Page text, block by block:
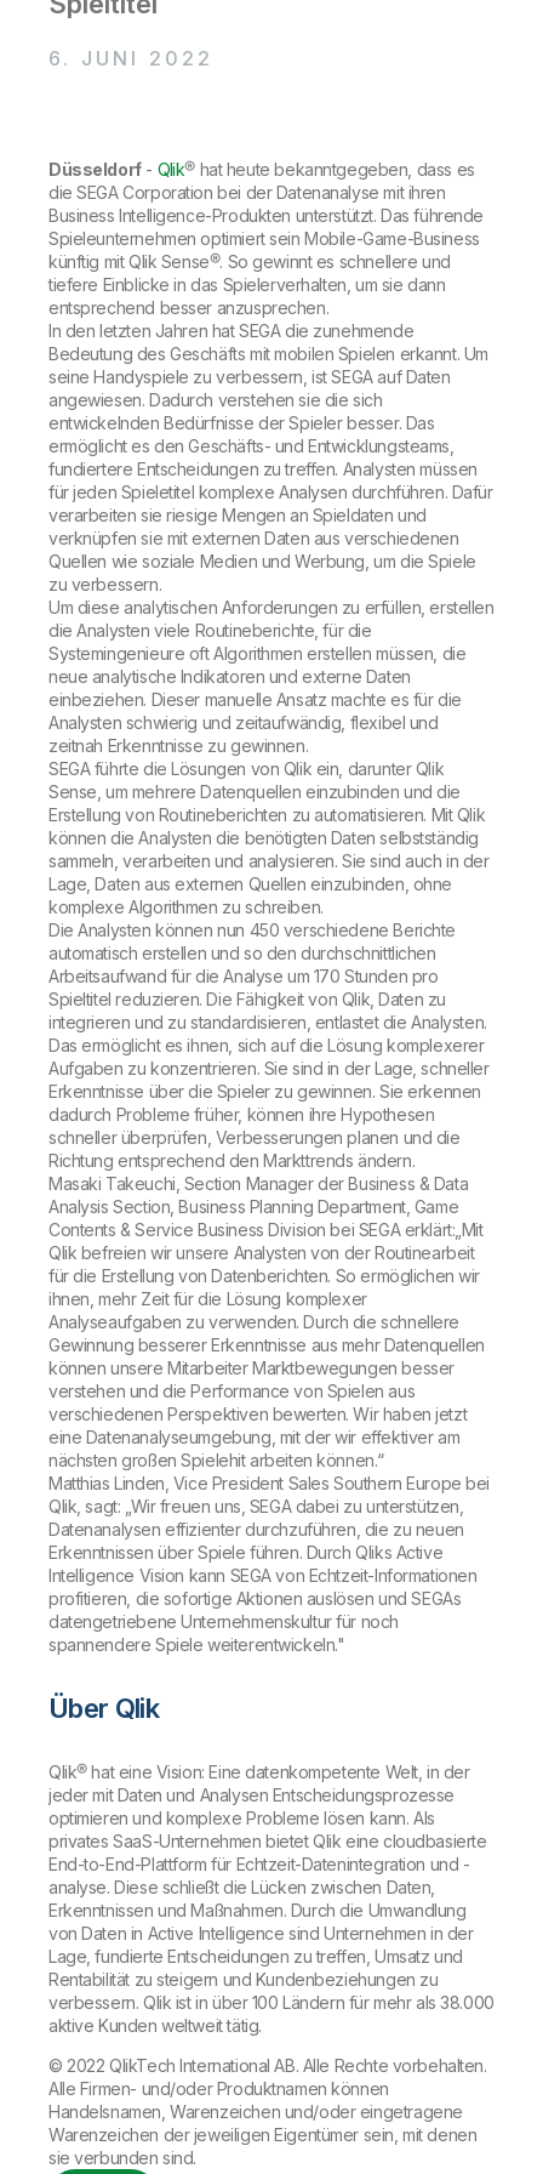
Onboarding
Presse
Qlik
6. JUNI 2022
Düsseldorf- Qlik® hat heute bekanntgegeben, dass es
die SEGA Corporation bei der Datenanalyse mit ihren
Business Intelligence-Produkten unterstützt. Das führende
Spieleunternehmen optimiert sein Mobile-Game-Business
künftig mit Qlik Sense®. So gewinnt es schnellere und
tiefere Einblicke in das Spielerverhalten, um sie dann
entsprechend besser anzusprechen.
In den letzten Jahren hat SEGA die zunehmende
Bedeutung des Geschäfts mit mobilen Spielen erkannt. Um
seine Handyspiele zu verbessern, ist SEGA auf Daten
angewiesen. Dadurch verstehen sie die sich
entwickelnden Bedürfnisse der Spieler besser. Das
ermöglicht es den Geschäfts- und Entwicklungsteams,
fundiertere Entscheidungen zu treffen. Analysten müssen
für jeden Spieletitel komplexe Analysen durchführen. Dafür
verarbeiten sie riesige Mengen an Spieldaten und
verknüpfen sie mit externen Daten aus verschiedenen
Quellen wie soziale Medien und Werbung, um die Spiele
zu verbessern.
Um diese analytischen Anforderungen zu erfüllen, erstellen
die Analysten viele Routineberichte, für die
Systemingenieure oft Algorithmen erstellen müssen, die
neue analytische Indikatoren und externe Daten
einbeziehen. Dieser manuelle Ansatz machte es für die
Analysten schwierig und zeitaufwändig, flexibel und
zeitnah Erkenntnisse zu gewinnen.
SEGA führte die Lösungen von Qlik ein, darunter Qlik
Sense, um mehrere Datenquellen einzubinden und die
Erstellung von Routineberichten zu automatisieren. Mit Qlik
können die Analysten die benötigten Daten selbstständig
sammeln, verarbeiten und analysieren. Sie sind auch in der
Lage, Daten aus externen Quellen einzubinden, ohne
komplexe Algorithmen zu schreiben.
Die Analysten können nun 450 verschiedene Berichte
automatisch erstellen und so den durchschnittlichen
Arbeitsaufwand für die Analyse um 170 Stunden pro
Spieltitel reduzieren. Die Fähigkeit von Qlik, Daten zu
integrieren und zu standardisieren, entlastet die Analysten.
Das ermöglicht es ihnen, sich auf die Lösung komplexerer
Aufgaben zu konzentrieren. Sie sind in der Lage, schneller
Erkenntnisse über die Spieler zu gewinnen. Sie erkennen
dadurch Probleme früher, können ihre Hypothesen
schneller überprüfen, Verbesserungen planen und die
Richtung entsprechend den Markttrends ändern.
Masaki Takeuchi, Section Manager der Business & Data
Analysis Section, Business Planning Department, Game
Contents & Service Business Division bei SEGA erklärt: „Mit
Qlik befreien wir unsere Analysten von der Routinearbeit
für die Erstellung von Datenberichten. So ermöglichen wir
ihnen, mehr Zeit für die Lösung komplexer
Analyseaufgaben zu verwenden. Durch die schnellere
Gewinnung besserer Erkenntnisse aus mehr Datenquellen
können unsere Mitarbeiter Marktbewegungen besser
verstehen und die Performance von Spielen aus
verschiedenen Perspektiven bewerten. Wir haben jetzt
eine Datenanalyseumgebung, mit der wir effektiver am
nächsten großen Spielehit arbeiten können.“
Matthias Linden, Vice President Sales Southern Europe bei
Qlik, sagt: „Wir freuen uns, SEGA dabei zu unterstützen,
Datenanalysen effizienter durchzuführen, die zu neuen
Erkenntnissen über Spiele führen. Durch Qliks Active
Intelligence Vision kann SEGA von Echtzeit-Informationen
profitieren, die sofortige Aktionen auslösen und SEGAs
datengetriebene Unternehmenskultur für noch
spannendere Spiele weiterentwickeln."
Über Qlik
Qlik® hat eine Vision: Eine datenkompetente Welt, in der
jeder mit Daten und Analysen Entscheidungsprozesse
optimieren und komplexe Probleme lösen kann. Als
privates SaaS-Unternehmen bietet Qlik eine cloudbasierte
End-to-End-Plattform für Echtzeit-Datenintegration und -
analyse. Diese schließt die Lücken zwischen Daten,
Erkenntnissen und Maßnahmen. Durch die Umwandlung
von Daten in Active Intelligence sind Unternehmen in der
Lage, fundierte Entscheidungen zu treffen, Umsatz und
Rentabilität zu steigern und Kundenbeziehungen zu
verbessern. Qlik ist in über 100 Ländern für mehr als 38.000
aktive Kunden weltweit tätig.
© 2022 QlikTech International AB. Alle Rechte vorbehalten.
Alle Firmen- und/oder Produktnamen können
Handelsnamen, Warenzeichen und/oder eingetragene
Warenzeichen der jeweiligen Eigentümer sein, mit denen
sie verbunden sind.